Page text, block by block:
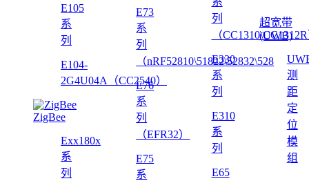
E105
系
列
E104-
2G4U04A（CC2540）
ZigBee
Exx180x
系
列
E73
系
列
（nRF52810\51822\52832\528
E76
系
列
（EFR32）
E75
系
列
（
E330
系
列
E310
系
列
E65
超宽带
(UWB)
测
距
定
位
模
组